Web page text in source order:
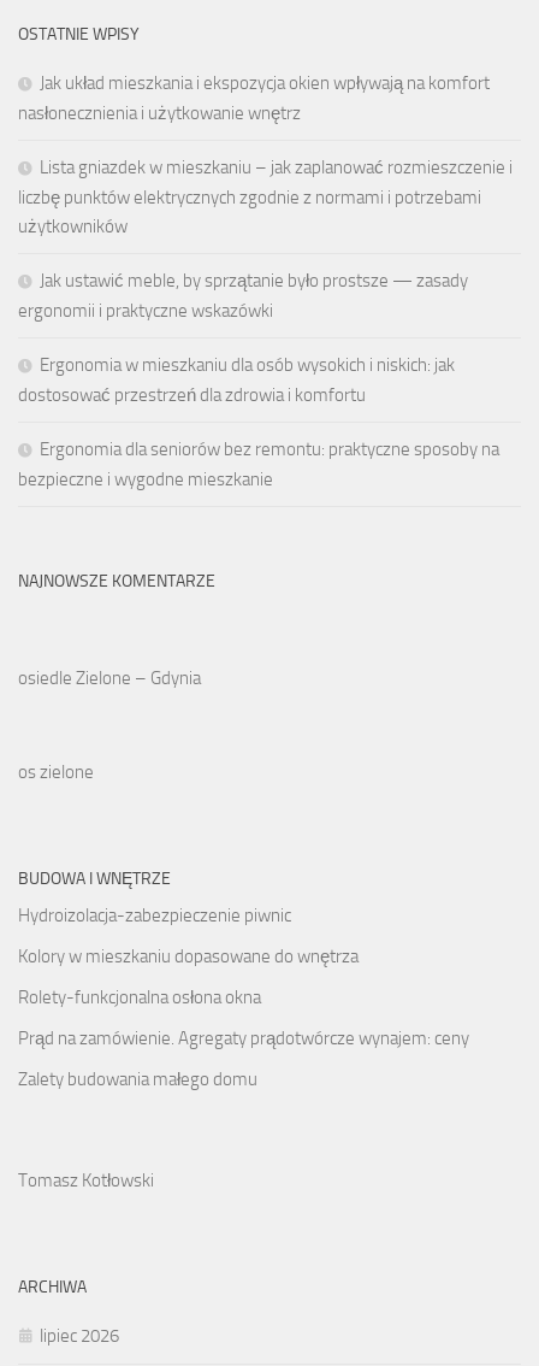
OSTATNIE WPISY
Jak układ mieszkania i ekspozycja okien wpływają na komfort
nasłonecznienia i użytkowanie wnętrz
Lista gniazdek w mieszkaniu – jak zaplanować rozmieszczenie i
liczbę punktów elektrycznych zgodnie z normami i potrzebami
użytkowników
Jak ustawić meble, by sprzątanie było prostsze — zasady
ergonomii i praktyczne wskazówki
Ergonomia w mieszkaniu dla osób wysokich i niskich: jak
dostosować przestrzeń dla zdrowia i komfortu
Ergonomia dla seniorów bez remontu: praktyczne sposoby na
bezpieczne i wygodne mieszkanie
NAJNOWSZE KOMENTARZE
osiedle Zielone – Gdynia
os zielone
BUDOWA I WNĘTRZE
Hydroizolacja-zabezpieczenie piwnic
Kolory w mieszkaniu dopasowane do wnętrza
Rolety-funkcjonalna osłona okna
Prąd na zamówienie. Agregaty prądotwórcze wynajem: ceny
Zalety budowania małego domu
Tomasz Kotłowski
ARCHIWA
lipiec 2026